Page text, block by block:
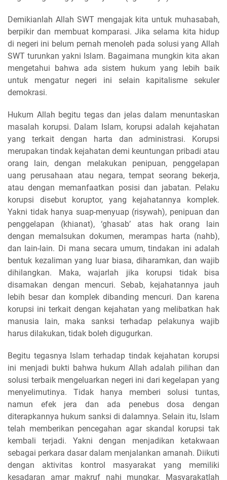
Demikianlah Allah SWT mengajak kita untuk muhasabah,
berpikir dan membuat komparasi. Jika selama kita hidup
di negeri ini belum pernah menoleh pada solusi yang Allah
SWT turunkan yakni Islam. Bagaimana mungkin kita akan
mengetahui bahwa ada sistem hukum yang lebih baik
untuk mengatur negeri ini selain kapitalisme sekuler
demokrasi.
Hukum Allah begitu tegas dan jelas dalam menuntaskan
masalah korupsi. Dalam Islam, korupsi adalah kejahatan
yang terkait dengan harta dan administrasi. Korupsi
merupakan tindak kejahatan demi keuntungan pribadi atau
orang lain, dengan melakukan penipuan, penggelapan
uang perusahaan atau negara, tempat seorang bekerja,
atau dengan memanfaatkan posisi dan jabatan. Pelaku
korupsi disebut koruptor, yang kejahatannya komplek.
Yakni tidak hanya suap-menyuap (risywah), penipuan dan
penggelapan (khianat), ‘ghasab’ atas hak orang lain
dengan memalsukan dokumen, merampas harta (nahb),
dan lain-lain. Di mana secara umum, tindakan ini adalah
bentuk kezaliman yang luar biasa, diharamkan, dan wajib
dihilangkan. Maka, wajarlah jika korupsi tidak bisa
disamakan dengan mencuri. Sebab, kejahatannya jauh
lebih besar dan komplek dibanding mencuri. Dan karena
korupsi ini terkait dengan kejahatan yang melibatkan hak
manusia lain, maka sanksi terhadap pelakunya wajib
harus dilakukan, tidak boleh digugurkan.
Begitu tegasnya Islam terhadap tindak kejahatan korupsi
ini menjadi bukti bahwa hukum Allah adalah pilihan dan
solusi terbaik mengeluarkan negeri ini dari kegelapan yang
menyelimutinya. Tidak hanya memberi solusi tuntas,
namun efek jera dan ada penebus dosa dengan
diterapkannya hukum sanksi di dalamnya. Selain itu, Islam
telah memberikan pencegahan agar skandal korupsi tak
kembali terjadi. Yakni dengan menjadikan ketakwaan
sebagai perkara dasar dalam menjalankan amanah. Diikuti
dengan aktivitas kontrol masyarakat yang memiliki
kesadaran amar makruf nahi mungkar. Masyarakatlah